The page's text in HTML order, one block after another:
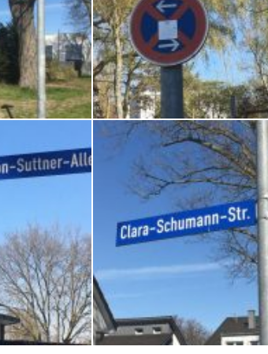
Astrid-Lindgren-Straße